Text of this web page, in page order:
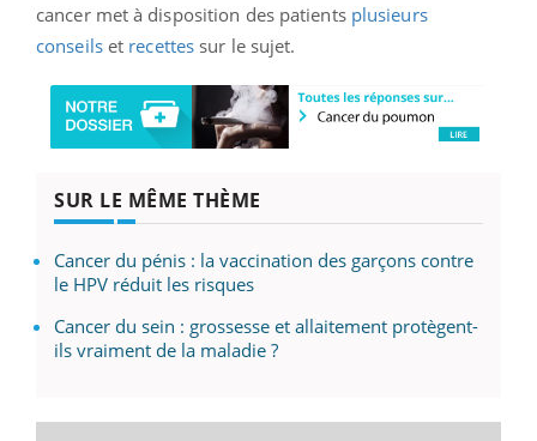
cancer met à disposition des patients plusieurs
conseilset recettes sur le sujet.
SUR LE MÊME THÈME
Cancer du pénis : la vaccination des garçons contre
le HPV réduit les risques
Cancer du sein : grossesse et allaitement protègent-
ils vraiment de la maladie ?